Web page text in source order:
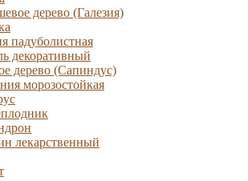
дерево (Галезия)
падуболистная
декоративный
дерево (Сапиндус)
морозостойкая
лекарственный